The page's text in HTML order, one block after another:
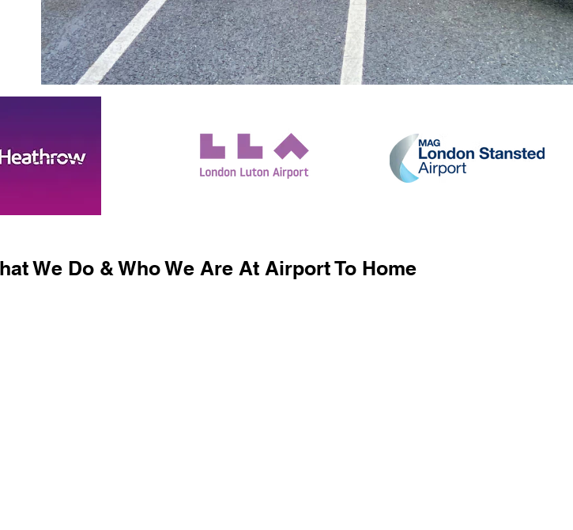
We Do & Who We Are At Airport To Home